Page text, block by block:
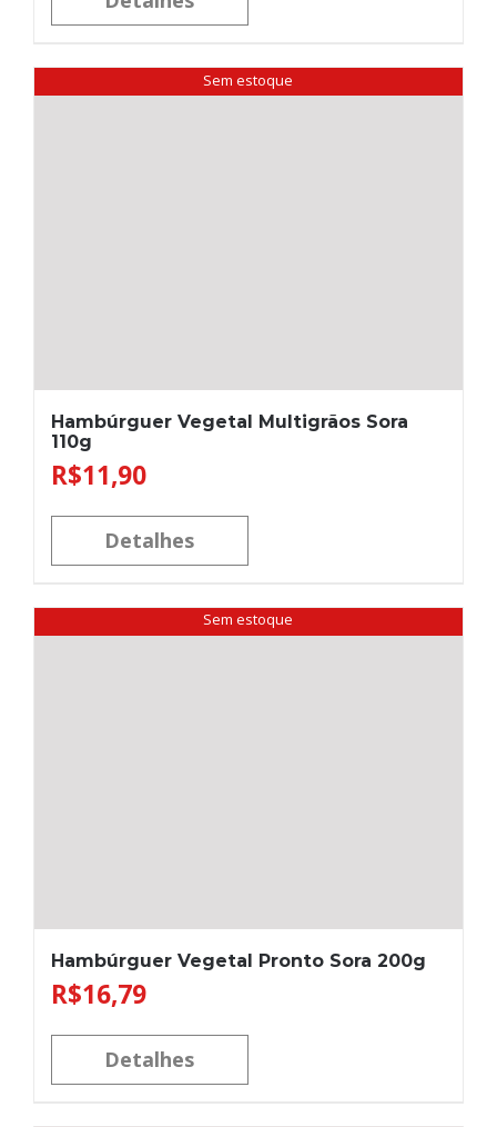
Sem estoque
Hambúrguer Vegetal Multigrãos Sora
110g
R$11,90
Detalhes
Sem estoque
Hambúrguer Vegetal Pronto Sora 200g
R$16,79
Detalhes